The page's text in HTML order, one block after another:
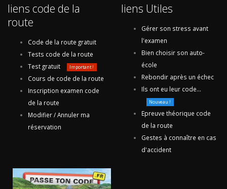
liens code de la
route
Code de la route gratuit
Tests code de la route
Test gratuit
Important !
Cours de code de la route
Inscription examen code
de la route
Modifier / Annuler ma
réservation
liens Utiles
Gérer son stress avant
l'examen
Bien choisir son auto-
école
Rebondir après un échec
Ils ont eu leur code...
Nouveau !
Epreuve théorique code
de la route
Gestes à connaître en cas
d'accident